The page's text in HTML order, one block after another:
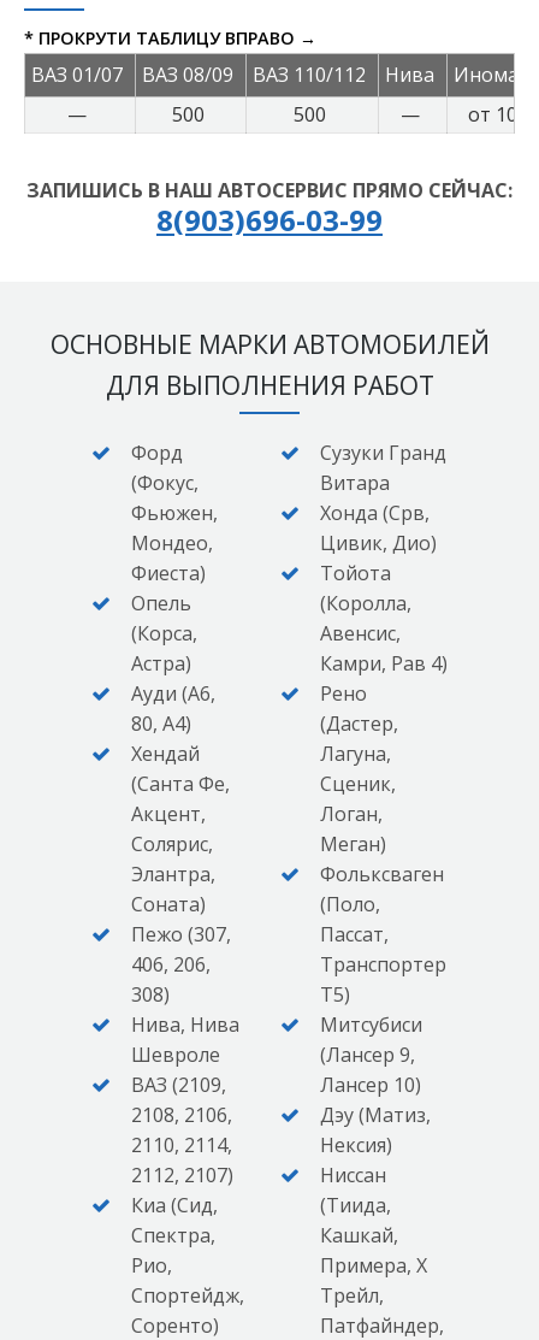
* ПРОКРУТИ ТАБЛИЦУ ВПРАВО →
ВАЗ 01/07 ВАЗ 08/09 ВАЗ 110/112 Нива
—
500 500 — от 1000
ЗАПИШИСЬ В НАШ АВТОСЕРВИС ПРЯМО СЕЙЧАС:
8(903)696-03-99
ОСНОВНЫЕ МАРКИ АВТОМОБИЛЕЙ
ДЛЯ ВЫПОЛНЕНИЯ РАБОТ
Форд
(Фокус,
Фьюжен,
Мондео,
Фиеста)
Опель
(Корса,
Астра)
Ауди (А6,
80, А4)
Хендай
(Санта Фе,
Акцент,
Солярис,
Элантра,
Соната)
Пежо (307,
406, 206,
308)
Нива, Нива
Шевроле
ВАЗ (2109,
2108, 2106,
2110, 2114,
2112, 2107)
Киа (Сид,
Спектра,
Рио,
Спортейдж,
Соренто)
Сузуки Гранд
Витара
Хонда (Срв,
Цивик, Дио)
Тойота
(Королла,
Авенсис,
Камри, Рав 4)
Рено
(Дастер,
Лагуна,
Сценик,
Логан,
Меган)
Фольксваген
(Поло,
Пассат,
Транспортер
Т5)
Митсубиси
(Лансер 9,
Лансер 10)
Дэу (Матиз,
Нексия)
Ниссан
(Тиида,
Кашкай,
Примера, Х
Трейл,
Патфайндер,